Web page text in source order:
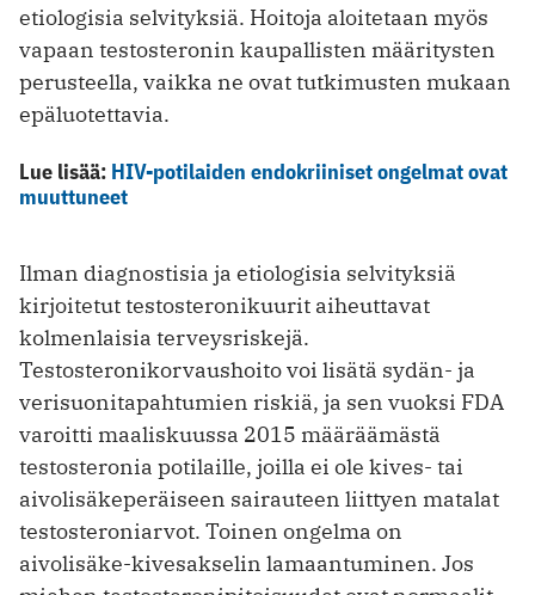
etiologisia selvityksiä. Hoitoja aloitetaan myös
vapaan testosteronin kaupallisten määritysten
perusteella, vaikka ne ovat tutkimusten mukaan
epäluotettavia.
Lue lisää: HIV-potilaiden endokriiniset ongelmat ovat
muuttuneet
Ilman diagnostisia ja etiologisia selvityksiä
kirjoitetut testosteronikuurit aiheuttavat
kolmenlaisia terveysriskejä.
Testosteronikorvaushoito voi lisätä sydän- ja
verisuonitapahtumien riskiä, ja sen vuoksi FDA
varoitti maaliskuussa 2015 määräämästä
testosteronia potilaille, joilla ei ole kives- tai
aivolisäkeperäiseen sairauteen liittyen matalat
testosteroniarvot. Toinen ongelma on
aivolisäke-kivesakselin lamaantuminen. Jos